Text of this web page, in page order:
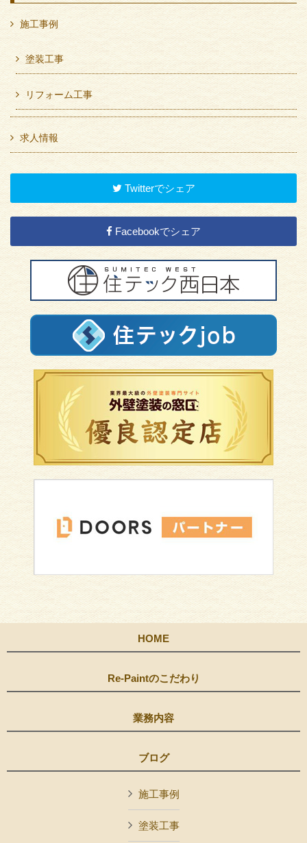
施工事例
塗装工事
リフォーム工事
求人情報
Twitterでシェア
Facebookでシェア
HOME
Re-Paintのこだわり
業務内容
ブログ
施工事例
塗装工事